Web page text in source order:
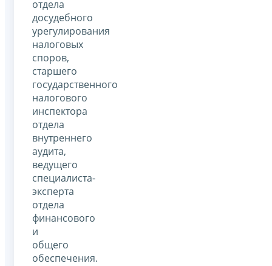
отдела
досудебного
урегулирования
налоговых
споров,
старшего
государственного
налогового
инспектора
отдела
внутреннего
аудита,
ведущего
специалиста-
эксперта
отдела
финансового
и
общего
обеспечения.